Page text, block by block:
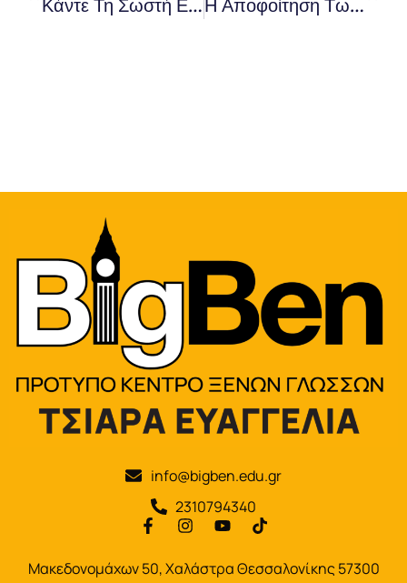
Κάντε Τη Σωστή Επιλογή Για Το Ξεκίνημα Του Παιδιού Σας ! Η Α’ JUNIOR Και Φέτος Με 40 % Έκπτωση Και Δώρο ΟΛΑ Τα Βιβλία Της Χρονιάς ! Η Αποφοίτηση Των Τμημάτων Μας Προνηπιακών Και Pre-Junior Είναι Πάντα Απολαυστική!!!
info@bigben.edu.gr
2310794340
Μακεδονομάχων 50, Χαλάστρα Θεσσαλονίκης 57300